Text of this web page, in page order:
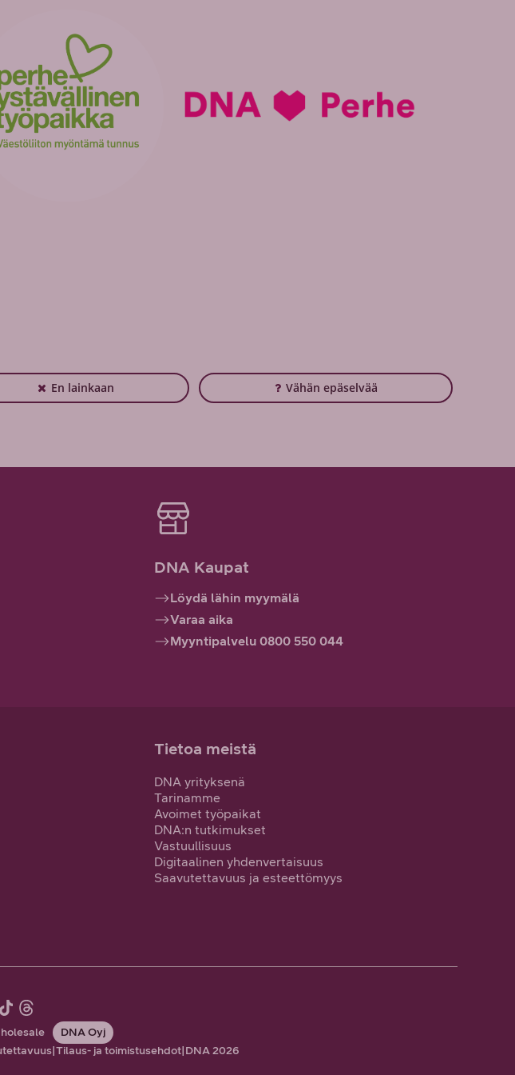
En lainkaan Vähän epäselvää
DNA Kaupat
Löydä lähin myymälä
Varaa aika
Myyntipalvelu 0800 550 044
Tietoa meistä
DNA yrityksenä
Tarinamme
Avoimet työpaikat
DNA:n tutkimukset
Vastuullisuus
Digitaalinen yhdenvertaisuus
Saavutettavuus ja esteettömyys
DNA Oyj
|Tilaus- ja toimistusehdot|DNA 2026